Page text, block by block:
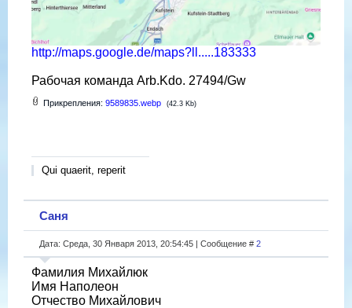
http://maps.google.de/maps?ll.....183333
Рабочая команда Arb.Kdo. 27494/Gw
Прикрепления: 9589835.webp (42.3 Kb)
Qui quaerit, reperit
Саня
Дата: Среда, 30 Января 2013, 20:54:45 | Сообщение # 2
Фамилия Михайлюк
Имя Наполеон
Отчество Михайлович